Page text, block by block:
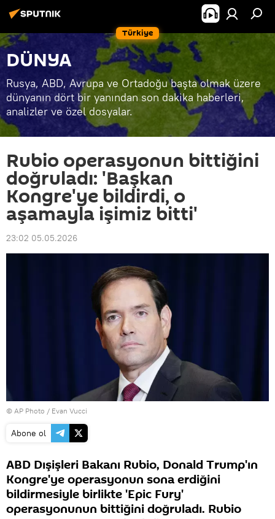
Türkiye
DÜNYA
Rusya, ABD, Avrupa ve Ortadoğu başta olmak üzere
dünyanın dört bir yanından son dakika haberleri,
analizler ve özel dosyalar.
Rubio operasyonun bittiğini
doğruladı: 'Başkan
Kongre'ye bildirdi, o
aşamayla işimiz bitti'
23:02 05.05.2026
© AP Photo / Evan Vucci
Abone ol
ABD Dışişleri Bakanı Rubio, Donald Trump'ın
Kongre'ye operasyonun sona erdiğini
bildirmesiyle birlikte 'Epic Fury'
operasyonunun bittiğini doğruladı. Rubio